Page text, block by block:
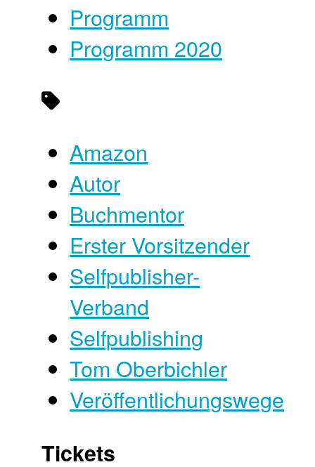
Programm
Programm 2020
Amazon
Autor
Buchmentor
Erster Vorsitzender
Selfpublisher-
Verband
Selfpublishing
Tom Oberbichler
Veröffentlichungswege
Tickets